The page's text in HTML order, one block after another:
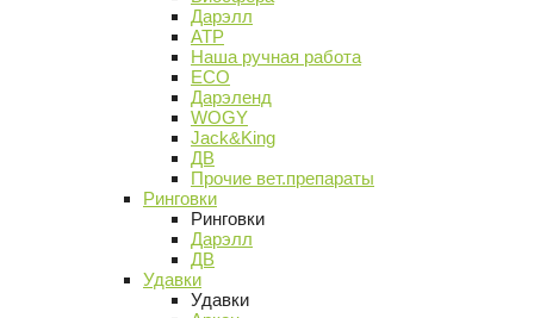
Дарэлл
АТР
Наша ручная работа
ECO
Дарэленд
WOGY
Jack&King
ДВ
Прочие вет.препараты
Ринговки
Ринговки
Дарэлл
ДВ
Удавки
Удавки